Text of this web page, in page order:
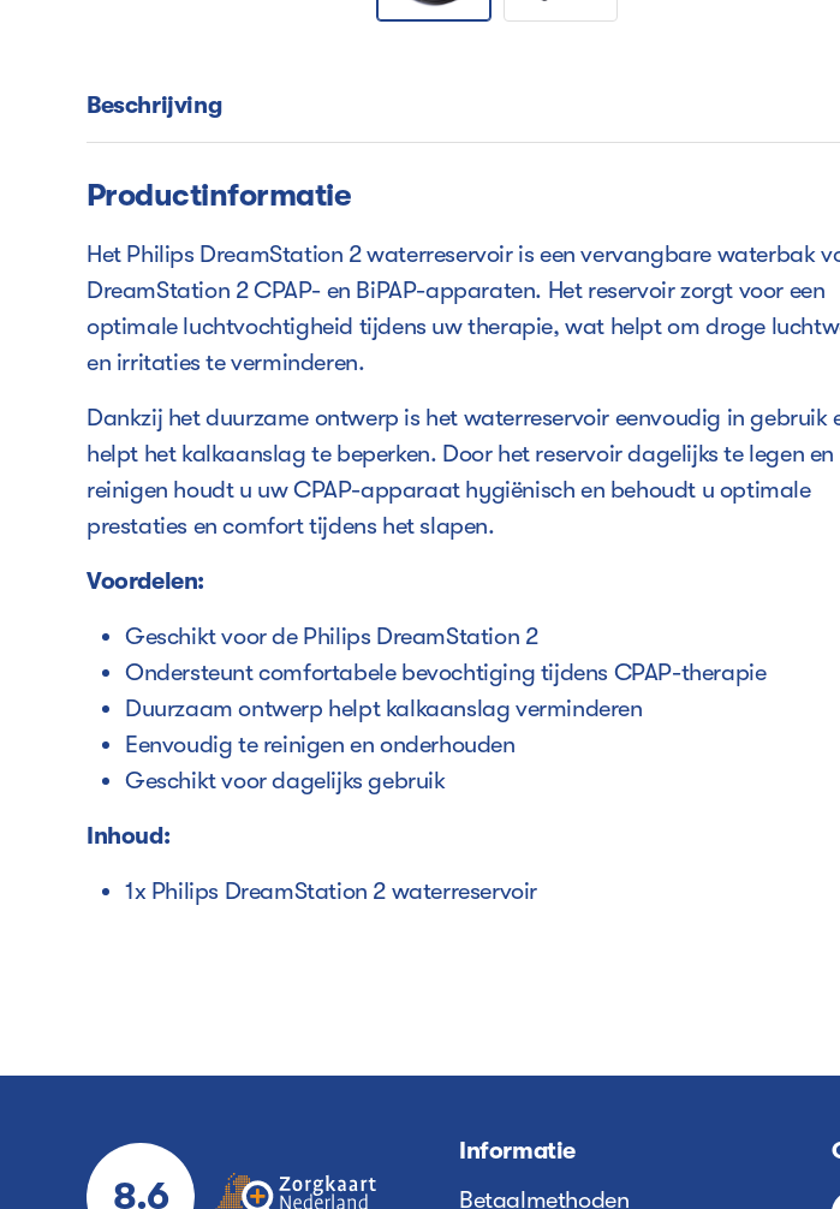
Beschrijving
Productinformatie
Het Philips DreamStation 2 waterreservoir is een vervangbare waterbak
DreamStation 2 CPAP- en BiPAP-apparaten. Het reservoir zorgt voor een
optimale luchtvochtigheid tijdens uw therapie, wat helpt om droge
en irritaties te verminderen.
Dankzij het duurzame ontwerp is het waterreservoir eenvoudig in gebruik
helpt het kalkaanslag te beperken. Door het reservoir dagelijks te legen en
reinigen houdt u uw CPAP-apparaat hygiënisch en behoudt u optimale
prestaties en comfort tijdens het slapen.
Voordelen:
Geschikt voor de Philips DreamStation 2
Ondersteunt comfortabele bevochtiging tijdens CPAP-therapie
Duurzaam ontwerp helpt kalkaanslag verminderen
Eenvoudig te reinigen en onderhouden
Geschikt voor dagelijks gebruik
Inhoud:
1x Philips DreamStation 2 waterreservoir
8.6
Informatie
Betaalmethoden